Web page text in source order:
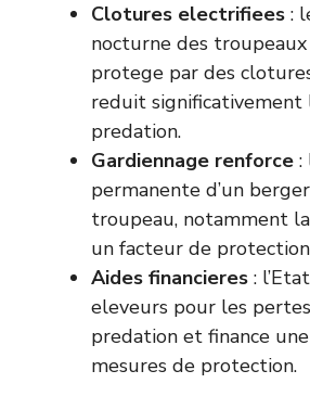
Clotures electrifiees :
nocturne des troupeaux
protege par des
reduit significativement
predation.
Gardiennage renforce :
permanente d’un
troupeau, notamment
un facteur de
Aides financieres :
eleveurs pour les
predation et finance
mesures de protection.